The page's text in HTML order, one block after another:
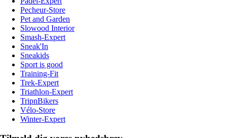
Pecheur-Store
Pet and Garden
Slowood Interior
Smash-Expert
Sneak'In
Sneakids
Sport is good
Training-Fit
Trek-Expert
Triathlon-Expert
TripnBikers
Vélo-Store
Winter-Expert